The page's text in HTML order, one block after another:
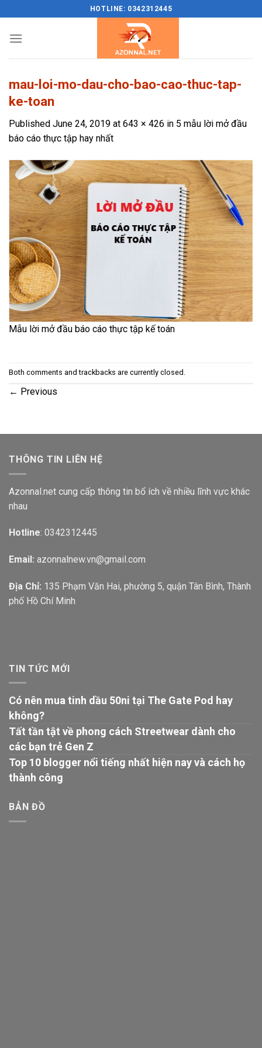
content
HOTLINE: 0342312445
mau-loi-mo-dau-cho-bao-cao-thuc-tap-
ke-toan
Published June 24, 2019 at 643 × 426 in 5 mẫu lời mở đầu
báo cáo thực tập hay nhất
Mẫu lời mở đầu báo cáo thực tập kế toán
Both comments and trackbacks are currently closed.
← Previous
THÔNG TIN LIÊN HỆ
Azonnal.net cung cấp thông tin bổ ích về nhiều lĩnh vực khác
nhau
Hotline: 0342312445
Email: azonnalnew.vn@gmail.com
Địa Chỉ: 135 Phạm Văn Hai, phường 5, quận Tân Bình, Thành
phố Hồ Chí Minh
TIN TỨC MỚI
Có nên mua tinh dầu 50ni tại The Gate Pod hay
không?
Tất tần tật về phong cách Streetwear dành cho
các bạn trẻ Gen Z
Top 10 blogger nổi tiếng nhất hiện nay và cách họ
thành công
BẢN ĐỒ